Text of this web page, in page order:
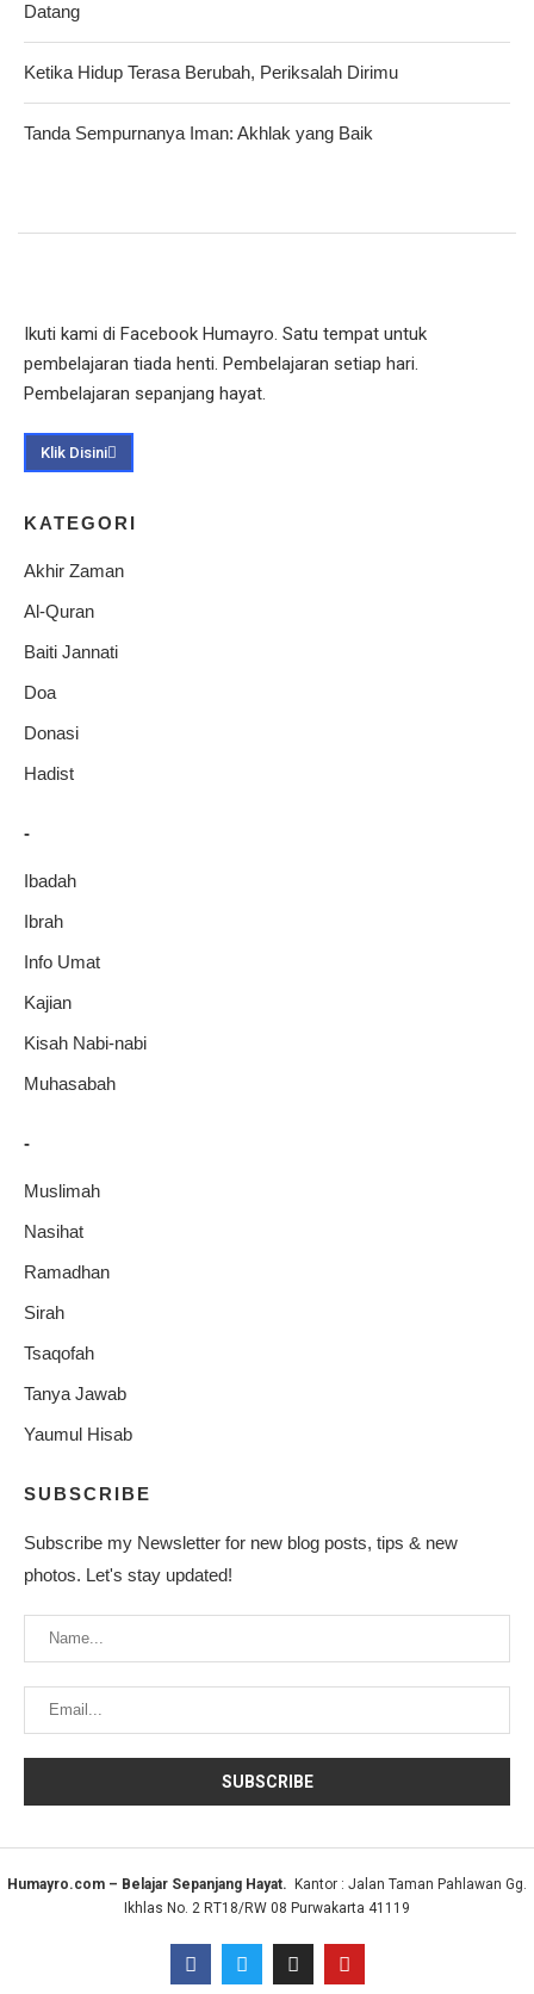
Datang
Ketika Hidup Terasa Berubah, Periksalah Dirimu
Tanda Sempurnanya Iman: Akhlak yang Baik
Ikuti kami di Facebook Humayro. Satu tempat untuk
pembelajaran tiada henti. Pembelajaran setiap hari.
Pembelajaran sepanjang hayat.
Klik Disini
KATEGORI
Akhir Zaman
Al-Quran
Baiti Jannati
Doa
Donasi
Hadist
-
Ibadah
Ibrah
Info Umat
Kajian
Kisah Nabi-nabi
Muhasabah
-
Muslimah
Nasihat
Ramadhan
Sirah
Tsaqofah
Tanya Jawab
Yaumul Hisab
SUBSCRIBE
Subscribe my Newsletter for new blog posts, tips & new
photos. Let's stay updated!
Humayro.com – Belajar Sepanjang Hayat. Kantor : Jalan Taman Pahlawan Gg.
Ikhlas No. 2 RT18/RW 08 Purwakarta 41119